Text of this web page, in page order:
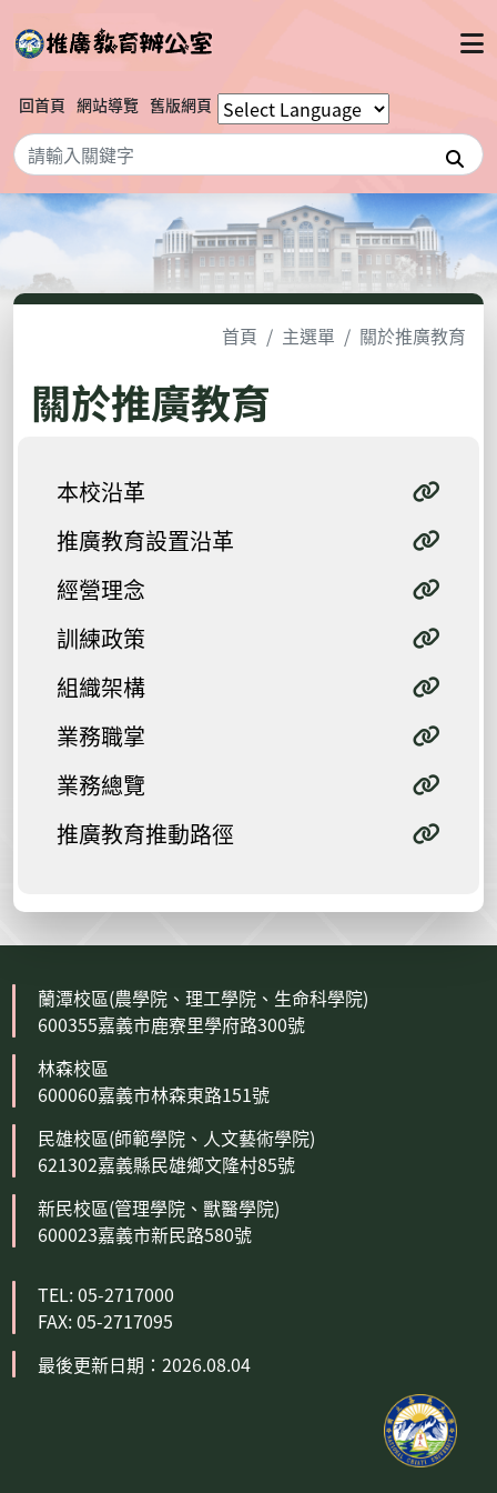
回首頁 網站導覽 舊版網頁
搜尋
首頁 主選單 關於推廣教育
關於推廣教育
本校沿革
推廣教育設置沿革
經營理念
訓練政策
組織架構
業務職掌
業務總覽
推廣教育推動路徑
蘭潭校區(農學院、理工學院、生命科學院)
600355嘉義市鹿寮里學府路300號
林森校區
600060嘉義市林森東路151號
民雄校區(師範學院、人文藝術學院)
621302嘉義縣民雄鄉文隆村85號
新民校區(管理學院、獸醫學院)
600023嘉義市新民路580號
TEL: 05-2717000
FAX: 05-2717095
最後更新日期：2026.08.04